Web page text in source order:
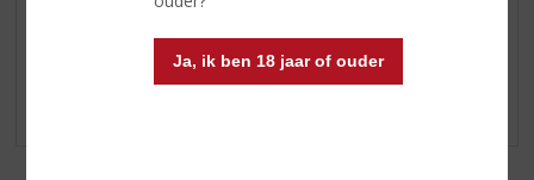
Ja, ik ben 18 jaar of ouder
Reviews
Schrijf een review